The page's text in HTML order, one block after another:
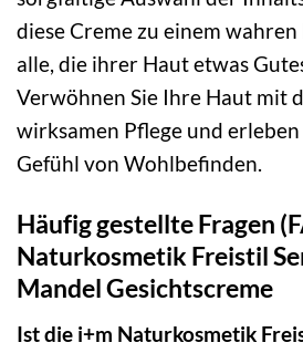
diese Creme zu einem
alle, die ihrer Haut etwas
Verwöhnen Sie Ihre Haut mit
wirksamen Pflege und erleben
Gefühl von Wohlbefinden.
Häufig gestellte Fragen
Naturkosmetik Freistil
Mandel Gesichtscreme
Ist die i+m Naturkosmetik